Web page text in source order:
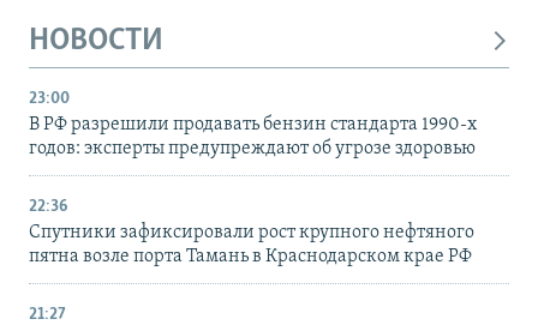
НОВОСТИ
23:00
В РФ разрешили продавать бензин стандарта 1990-х
годов: эксперты предупреждают об угрозе здоровью
22:36
Спутники зафиксировали рост крупного нефтяного
пятна возле порта Тамань в Краснодарском крае РФ
21:27